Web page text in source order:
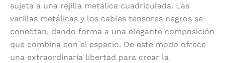
sujeta a una rejilla metálica cuadriculada. Las
varillas metálicas y los cables tensores negros se
conectan, dando forma a una elegante composición
que combina con el espacio. De este modo ofrece
una extraordinaria libertad para crear la